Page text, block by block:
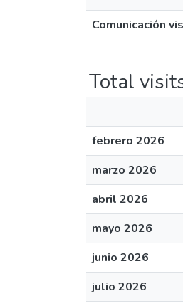
Comunicación
Total
febrero 2026
marzo 2026
abril 2026
mayo 2026
junio 2026
julio 2026